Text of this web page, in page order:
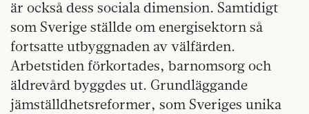
är också dess sociala dimension. Samtidigt
som Sverige ställde om energisektorn så
fortsatte utbyggnaden av välfärden.
Arbetstiden förkortades, barnomsorg och
äldrevård byggdes ut. Grundläggande
jämställdhetsreformer, som Sveriges unika